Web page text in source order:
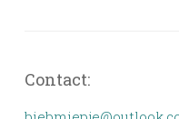
Contact: